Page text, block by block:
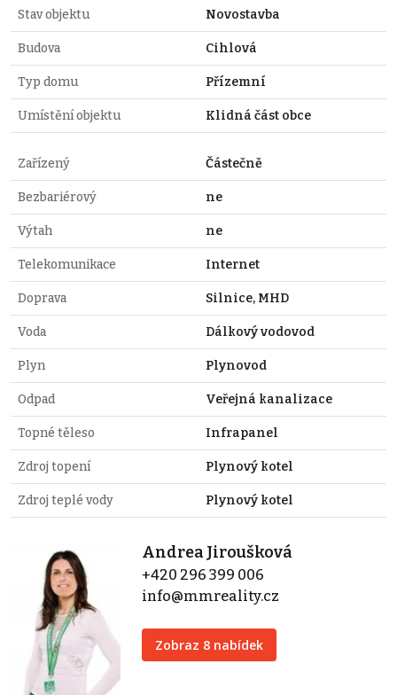
Stav objektu Novostavba
Budova Cihlová
Typ domu Přízemní
Umístění objektu Klidná část obce
Zařízený Částečně
Bezbariérový ne
Výtah ne
Telekomunikace Internet
Doprava Silnice, MHD
Voda Dálkový vodovod
Plyn Plynovod
Odpad Veřejná kanalizace
Topné těleso Infrapanel
Zdroj topení Plynový kotel
Zdroj teplé vody Plynový kotel
Andrea Jiroušková
+420 296 399 006
info@mmreality.cz
Zobraz 8 nabídek